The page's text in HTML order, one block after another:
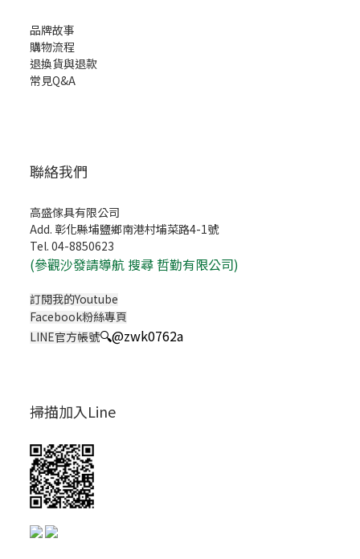
品牌故事
購物流程
退換貨與退款
常見Q&A
聯絡我們
高盛傢具有限公司
Add. 彰化縣埔鹽鄉南港村埔菜路4-1號
Tel. 04-8850623
(參觀沙發請導航 搜尋 哲勤有限公司)
訂閱我的Youtube
Facebook粉絲專頁
LINE官方帳號🔍@zwk0762a
掃描加入Line